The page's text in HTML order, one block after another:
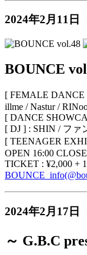
2024年2月11日
BOUNCE
[ FEMALE DANCE
illme / Nastur /
[ DANCE
[ DJ ] : SHIN / ファ
[ TEENAGER
OPEN 16:00
TICKET : ¥2,000 +
2024年2月17日
～ G.B.C